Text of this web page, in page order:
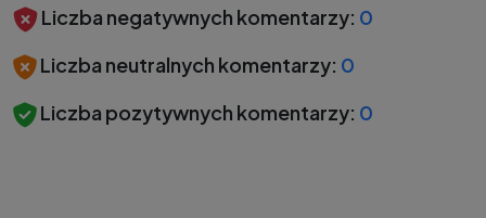
Liczba negatywnych komentarzy: 0
Liczba neutralnych komentarzy: 0
Liczba pozytywnych komentarzy: 0